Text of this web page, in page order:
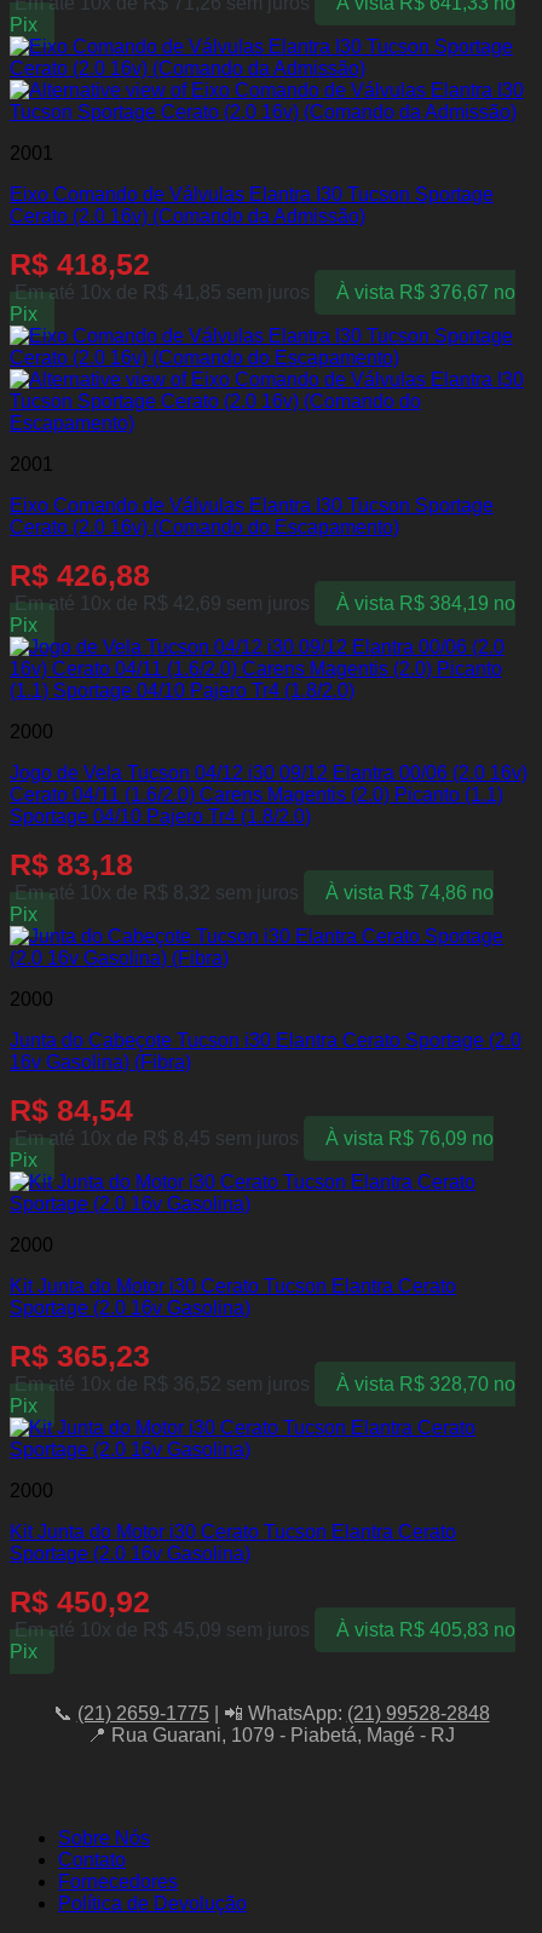
Pix
2001
Eixo Comando de Válvulas Elantra I30 Tucson Sportage
Cerato (2.0 16v) (Comando da Admissão)
R$ 418,52
Em até 10x de R$ 41,85 sem juros À vista R$376,67 no
Pix
2001
Eixo Comando de Válvulas Elantra I30 Tucson Sportage
Cerato (2.0 16v) (Comando do Escapamento)
R$ 426,88
Em até 10x de R$ 42,69 sem juros À vista R$384,19 no
Pix
2000
Jogo de Vela Tucson 04/12 i30 09/12 Elantra 00/06 (2.0 16v)
Cerato 04/11 (1.6/2.0) Carens Magentis (2.0) Picanto (1.1)
Sportage 04/10 Pajero Tr4 (1.8/2.0)
R$ 83,18
Em até 10x de R$ 8,32 sem juros À vista R$74,86 no
Pix
2000
Junta do Cabeçote Tucson i30 Elantra Cerato Sportage (2.0
16v Gasolina) (Fibra)
R$ 84,54
Em até 10x de R$ 8,45 sem juros À vista R$76,09 no
Pix
2000
Kit Junta do Motor i30 Cerato Tucson Elantra Cerato
Sportage (2.0 16v Gasolina)
R$ 365,23
Em até 10x de R$ 36,52 sem juros À vista R$328,70 no
Pix
2000
Kit Junta do Motor i30 Cerato Tucson Elantra Cerato
Sportage (2.0 16v Gasolina)
R$ 450,92
Em até 10x de R$ 45,09 sem juros À vista R$405,83 no
Pix
📞 (21) 2659-1775| 📲 WhatsApp: (21) 99528-2848
📍 Rua Guarani, 1079 - Piabetá, Magé - RJ
Sobre Nós
Contato
Fornecedores
Política de Devolução